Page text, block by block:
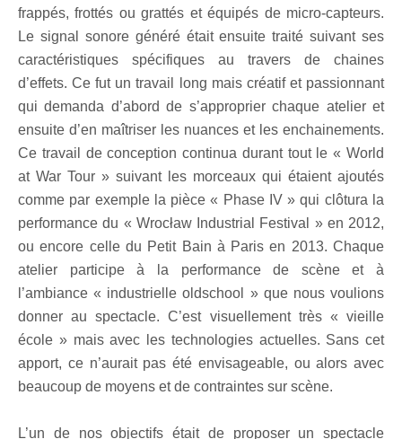
frappés, frottés ou grattés et équipés de micro-capteurs.
Le signal sonore généré était ensuite traité suivant ses
caractéristiques spécifiques au travers de chaines
d’effets. Ce fut un travail long mais créatif et passionnant
qui demanda d’abord de s’approprier chaque atelier et
ensuite d’en maîtriser les nuances et les enchainements.
Ce travail de conception continua durant tout le « World
at War Tour » suivant les morceaux qui étaient ajoutés
comme par exemple la pièce « Phase IV » qui clôtura la
performance du « Wrocław Industrial Festival » en 2012,
ou encore celle du Petit Bain à Paris en 2013. Chaque
atelier participe à la performance de scène et à
l’ambiance « industrielle oldschool » que nous voulions
donner au spectacle. C’est visuellement très « vieille
école » mais avec les technologies actuelles. Sans cet
apport, ce n’aurait pas été envisageable, ou alors avec
beaucoup de moyens et de contraintes sur scène.
L’un de nos objectifs était de proposer un spectacle